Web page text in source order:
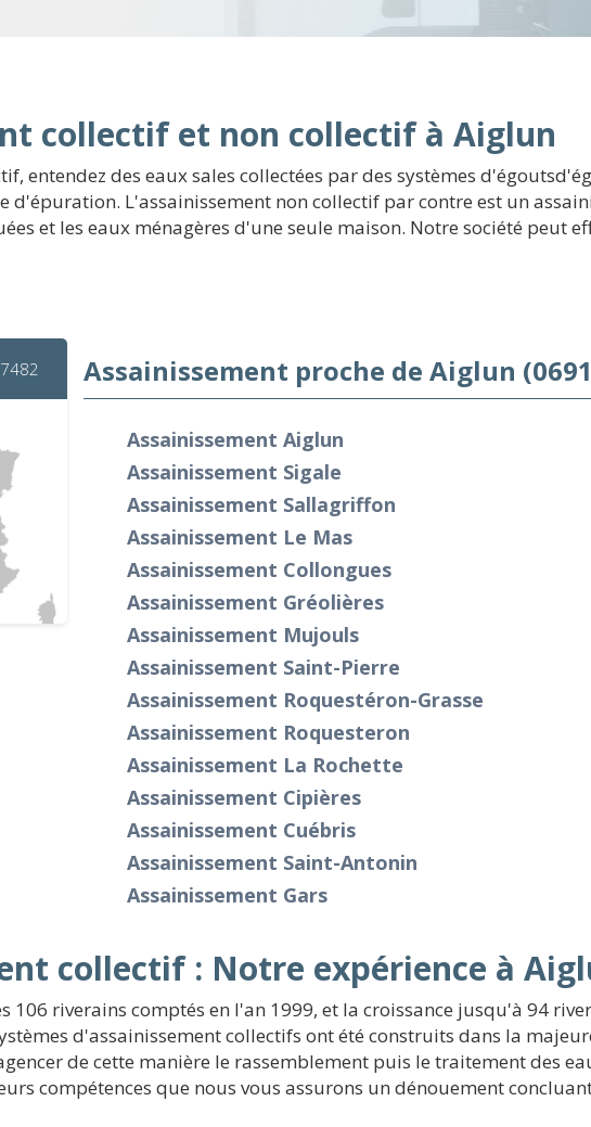
collectif et non collectif à Aiglun
entendez des eaux sales collectées par des systèmes
d'épuration. L'assainissement non collectif par contre est un
et les eaux ménagères d'une seule maison. Notre société peut
Assainissement proche de Aiglun
Assainissement Aiglun
Assainissement Sigale
Assainissement Sallagriffon
Assainissement Le Mas
Assainissement Collongues
Assainissement Gréolières
Assainissement Mujouls
Assainissement Saint-Pierre
Assainissement Roquestéron-Grasse
Assainissement Roquesteron
Assainissement La Rochette
Assainissement Cipières
Assainissement Cuébris
Assainissement Saint-Antonin
Assainissement Gars
collectif : Notre expérience à
106 riverains comptés en l'an 1999, et la croissance jusqu'à 94
d'assainissement collectifs ont été construits dans la
de cette manière le rassemblement puis le traitement des
compétences que nous vous assurons un dénouement